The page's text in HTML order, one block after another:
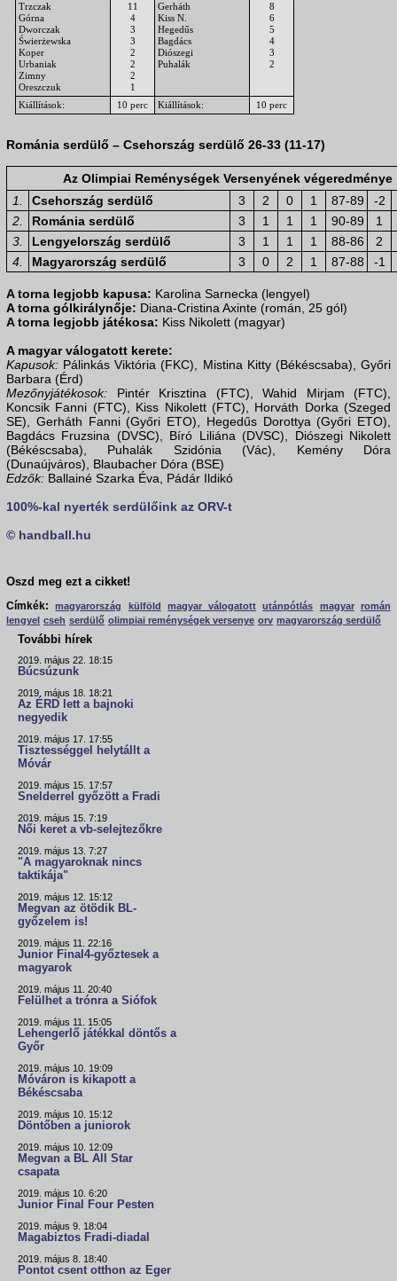
Trzczak
Górna
Dworczak
Świerżewska
Koper
Urbaniak
Zimny
Oreszczuk
11
4
3
3
2
2
2
1
Gerháth
Kiss N.
Hegedűs
Bagdács
Diószegi
Puhalák
8
6
5
4
3
2
Kiállítások: 10 perc Kiállítások: 10 perc
Románia serdülő – Csehország serdülő 26-33 (11-17)
Az Olimpiai Reménységek Versenyének végeredménye
1.
Csehország serdülő 3 2 0 1 87-89
-2
2.
Románia serdülő 3 1 1 1 90-89
1
3.
Lengyelország serdülő 3 1 1 1 88-86
2
4.
Magyarország serdülő 3 0 2 1 87-88 -1
A torna legjobb kapusa: Karolina Sarnecka (lengyel)
A torna gólkirálynője: Diana-Cristina Axinte (román, 25 gól)
A torna legjobb játékosa: Kiss Nikolett (magyar)
A magyar válogatott kerete:
Kapusok: Pálinkás Viktória (FKC), Mistina Kitty (Békéscsaba), Győri
Barbara (Érd)
Mezőnyjátékosok: Pintér Krisztina (FTC), Wahid Mirjam (FTC),
Koncsik Fanni (FTC), Kiss Nikolett (FTC), Horváth Dorka (Szeged
SE), Gerháth Fanni (Győri ETO), Hegedűs Dorottya (Győri ETO),
Bagdács Fruzsina (DVSC), Bíró Liliána (DVSC), Diószegi Nikolett
(Békéscsaba), Puhalák Szidónia (Vác), Kemény Dóra
(Dunaújváros), Blaubacher Dóra (BSE)
Edzők: Ballainé Szarka Éva, Pádár Ildikó
100%-kal nyerték serdülőink az ORV-t
© handball.hu
Oszd meg ezt a cikket!
Címkék:
magyarország külföld magyar válogatott utánpótlás magyar
román
lengyel cseh serdülő olimpiai reménységek versenye orv magyarország serdülő
További hírek
2019. május 22. 18:15
Búcsúzunk
2019. május 18. 18:21
Az ÉRD lett a bajnoki
negyedik
2019. május 17. 17:55
Tisztességgel helytállt a
Móvár
2019. május 15. 17:57
Snelderrel győzött a Fradi
2019. május 15. 7:19
Női keret a vb-selejtezőkre
2019. május 13. 7:27
"A magyaroknak nincs
taktikája"
2019. május 12. 15:12
Megvan az ötödik BL-
győzelem is!
2019. május 11. 22:16
Junior Final4-győztesek a
magyarok
2019. május 11. 20:40
Felülhet a trónra a Siófok
2019. május 11. 15:05
Lehengerlő játékkal döntős a
Győr
2019. május 10. 19:09
Móváron is kikapott a
Békéscsaba
2019. május 10. 15:12
Döntőben a juniorok
2019. május 10. 12:09
Megvan a BL All Star
csapata
2019. május 10. 6:20
Junior Final Four Pesten
2019. május 9. 18:04
Magabiztos Fradi-diadal
2019. május 8. 18:40
Pontot csent otthon az Eger